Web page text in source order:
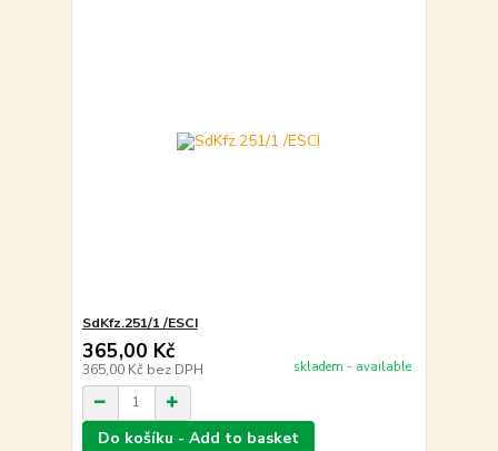
SdKfz.251/1 /ESCI
365,00 Kč
365,00 Kč bez DPH skladem - available
Do košíku - Add to basket